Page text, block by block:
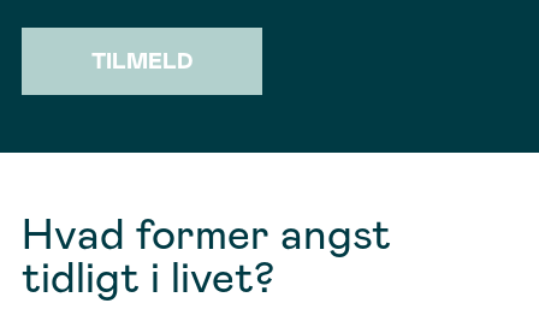
TILMELD
Hvad former angst
tidligt i livet?